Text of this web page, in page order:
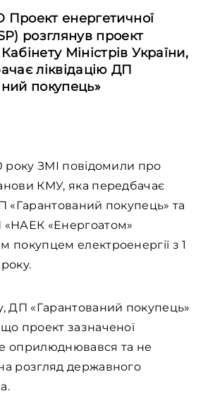
Проект енергетичної
розглянув проект
Міністрів України,
ліквідацію ДП
покупець»
року ЗМІ повідомили про
КМУ, яка передбачає
«Гарантований покупець» та
«НАЕК «Енергоатом»
покупцем електроенергії з 1
ДП «Гарантований покупець»
що проект зазначеної
оприлюднювався та не
розгляд державного